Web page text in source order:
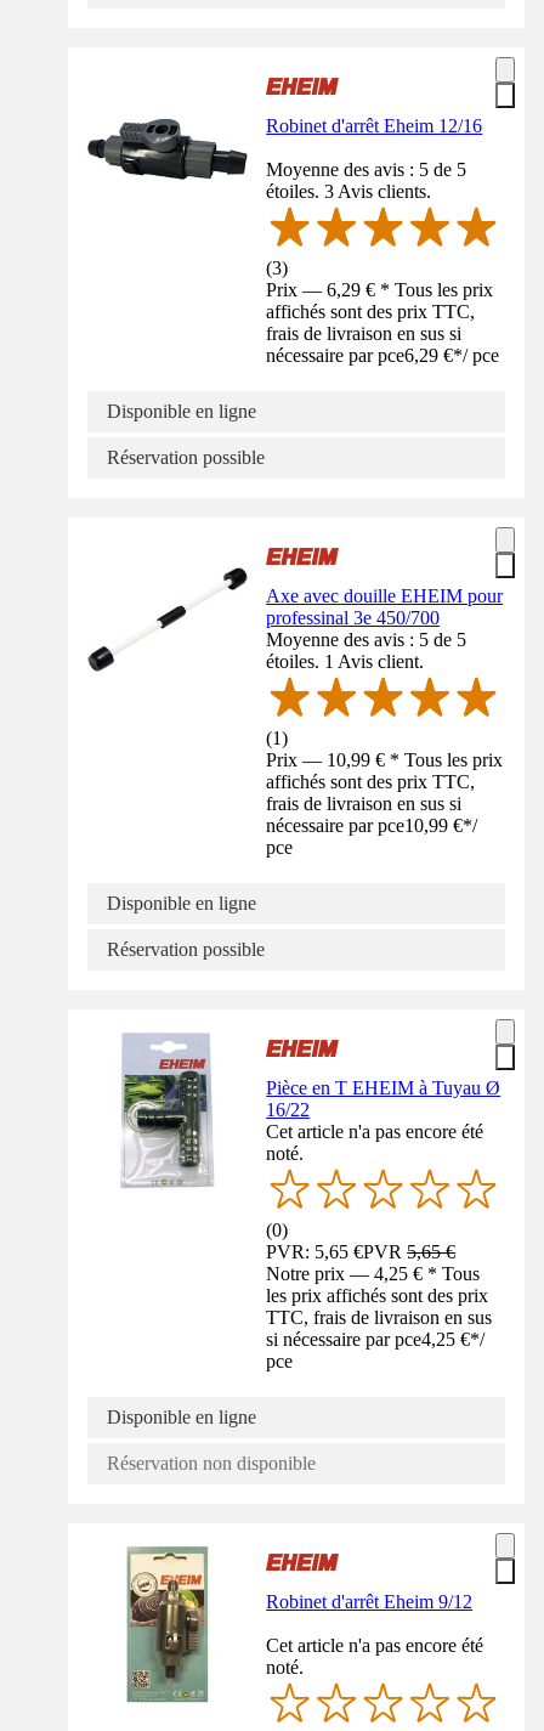
Robinet d'arrêt Eheim 12/16
Moyenne des avis : 5 de 5
étoiles. 3 Avis clients.
(3)
Prix — 6,29 € * Tous les prix
affichés sont des prix TTC,
frais de livraison en sus si
nécessaire par pce6,29 €*/ pce
Disponible en ligne
Réservation possible
Axe avec douille EHEIM pour
professinal 3e 450/700
Moyenne des avis : 5 de 5
étoiles. 1 Avis client.
(1)
Prix — 10,99 € * Tous les prix
affichés sont des prix TTC,
frais de livraison en sus si
nécessaire par pce10,99 €*/
pce
Disponible en ligne
Réservation possible
Pièce en T EHEIM à Tuyau Ø
16/22
Cet article n'a pas encore été
noté.
(0)
PVR: 5,65 €PVR5,65 €
Notre prix — 4,25 € * Tous
les prix affichés sont des prix
TTC, frais de livraison en sus
si nécessaire par pce4,25 €*/
pce
Disponible en ligne
Réservation non disponible
Robinet d'arrêt Eheim 9/12
Cet article n'a pas encore été
noté.